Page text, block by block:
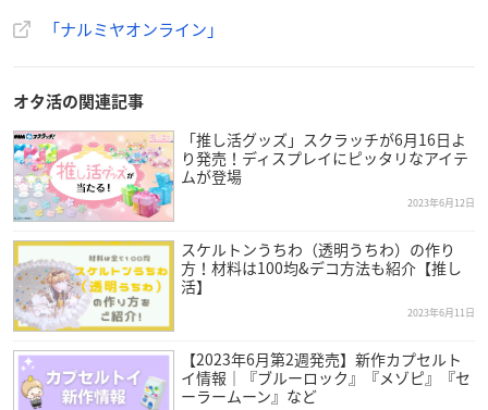
「ナルミヤオンライン」
オタ活の関連記事
「推し活グッズ」スクラッチが6月16日よ
り発売！ディスプレイにピッタリなアイテ
ムが登場
2023年6月12日
スケルトンうちわ（透明うちわ）の作り
方！材料は100均&デコ方法も紹介【推し
活】
2023年6月11日
【2023年6月第2週発売】新作カプセルト
イ情報｜『ブルーロック』『メゾピ』『セ
ーラームーン』など